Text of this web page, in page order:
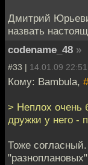
Дмитрий
назвать
codename_48 »
#33 | 14.01.09 22:51
Кому: Bambula,
> Неплох очень
дружки у него -
Тоже